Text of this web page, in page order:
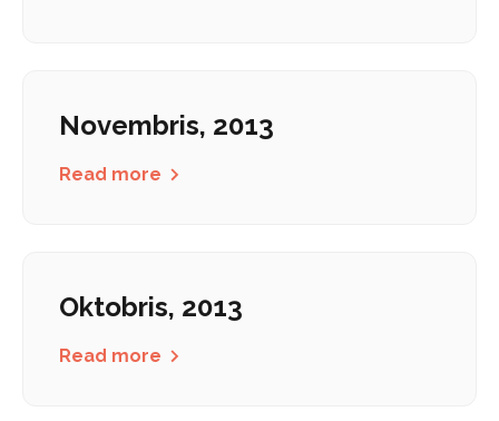
Novembris, 2013
Read more
Oktobris, 2013
Read more